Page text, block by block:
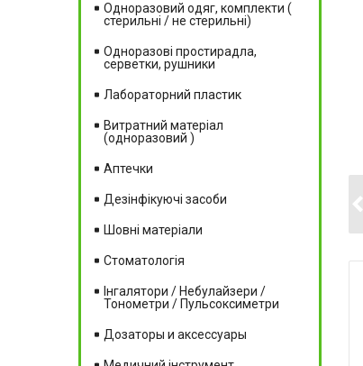
Одноразовий одяг, комплекти (
стерильні / не стерильні)
Одноразові простирадла,
серветки, рушники
Лабораторний пластик
Витратний матеріал
(одноразовий )
Аптечки
Дезінфікуючі засоби
Шовні матеріали
Стоматологія
Інгалятори / Небулайзери /
Тонометри / Пульсоксиметри
Дозаторы и аксессуары